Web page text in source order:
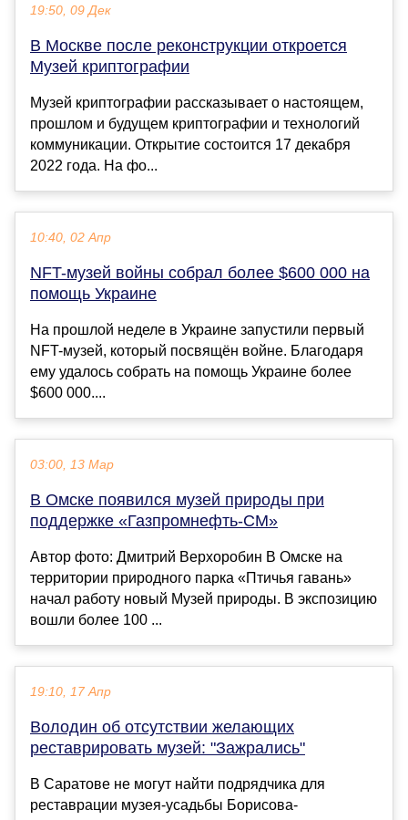
19:50, 09 Дек
В Москве после реконструкции откроется
Музей криптографии
Музей криптографии рассказывает о настоящем,
прошлом и будущем криптографии и технологий
коммуникации. Открытие состоится 17 декабря
2022 года. На фо...
10:40, 02 Апр
NFT-музей войны собрал более $600 000 на
помощь Украине
На прошлой неделе в Украине запустили первый
NFT-музей, который посвящён войне. Благодаря
ему удалось собрать на помощь Украине более
$600 000....
03:00, 13 Мар
В Омске появился музей природы при
поддержке «Газпромнефть-СМ»
Автор фото: Дмитрий Верхоробин В Омске на
территории природного парка «Птичья гавань»
начал работу новый Музей природы. В экспозицию
вошли более 100 ...
19:10, 17 Апр
Володин об отсутствии желающих
реставрировать музей: "Зажрались"
В Саратове не могут найти подрядчика для
реставрации музея-усадьбы Борисова-